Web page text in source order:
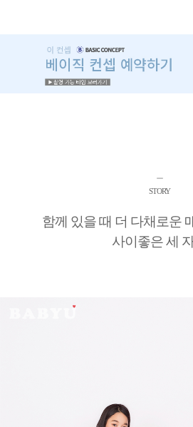
ㅡ
STORY
함께 있을 때 더 다채로운
사이좋은 세